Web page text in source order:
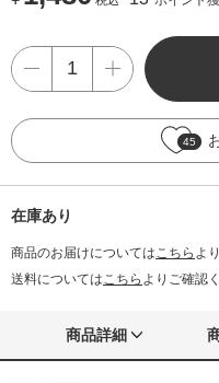
45
在庫あり
商品のお届けについては こちら よ
送料については こちら よりご確認
商品詳細